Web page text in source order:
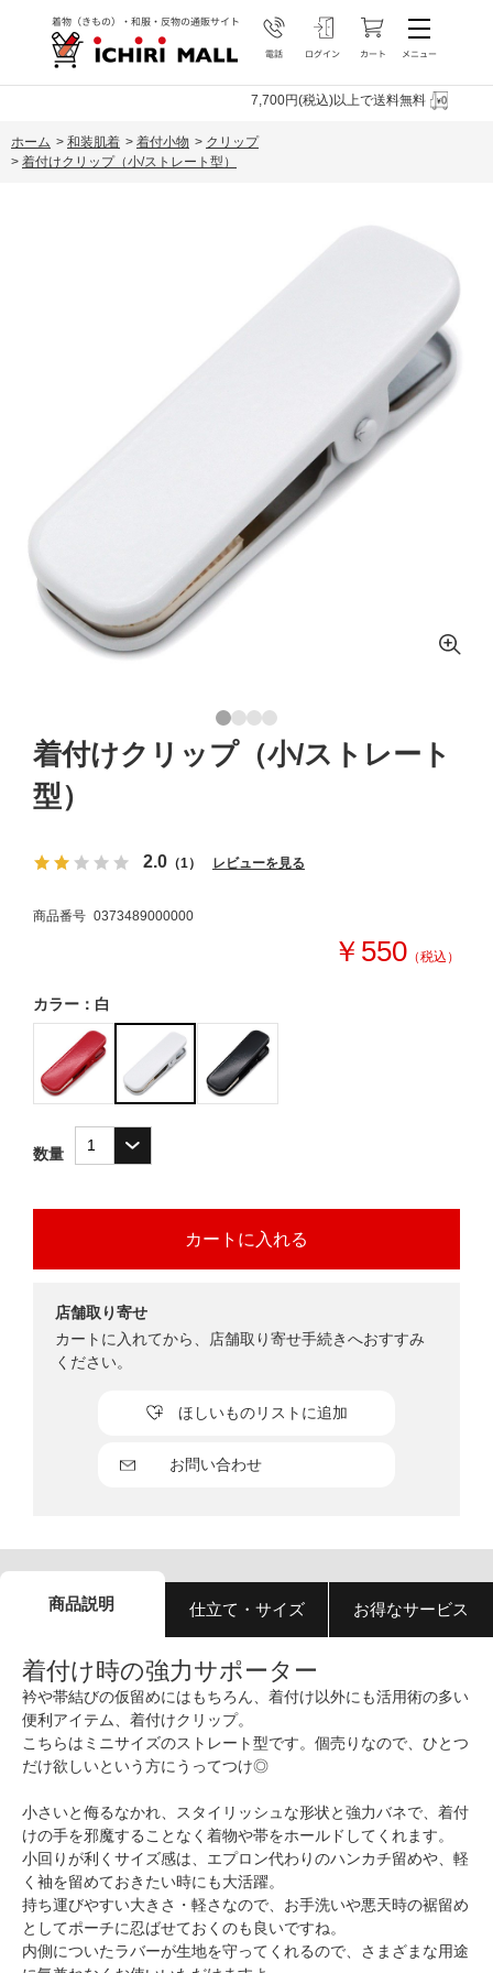
7,700円(税込)以上で送料無料
ホーム > 和装肌着 > 着付小物 > クリップ
> 着付けクリップ（小/ストレート型）
着付けクリップ（小/ストレート
型）
2.0 （1） レビューを見る
商品番号 0373489000000
￥550 （税込）
カラー：白
数量
お問い合わせ
ほしいものリストに追加
店舗取り寄せ
カートに入れてから、店舗取り寄せ手続きへおすすみ
ください。
商品説明 仕立て・サイズ お得なサービス
着付け時の強力サポーター
衿や帯結びの仮留めにはもちろん、着付け以外にも活用術の多い
便利アイテム、着付けクリップ。
こちらはミニサイズのストレート型です。個売りなので、ひとつ
だけ欲しいという方にうってつけ◎
小さいと侮るなかれ、スタイリッシュな形状と強力バネで、着付
けの手を邪魔することなく着物や帯をホールドしてくれます。
小回りが利くサイズ感は、エプロン代わりのハンカチ留めや、軽
く袖を留めておきたい時にも大活躍。
持ち運びやすい大きさ・軽さなので、お手洗いや悪天時の裾留め
としてポーチに忍ばせておくのも良いですね。
内側についたラバーが生地を守ってくれるので、さまざまな用途